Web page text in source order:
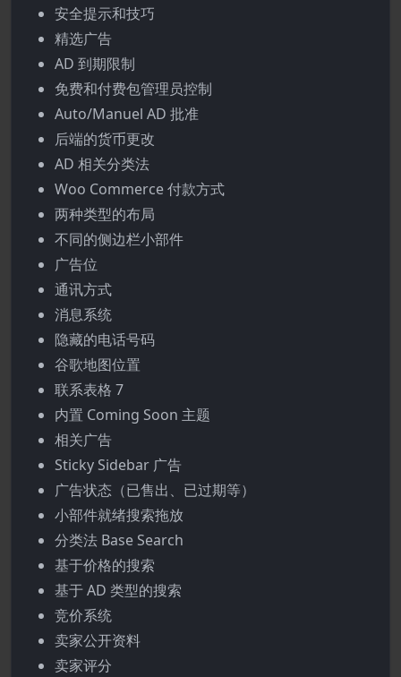
安全提示和技巧
精选广告
AD 到期限制
免费和付费包管理员控制
Auto/Manuel AD 批准
后端的货币更改
AD 相关分类法
Woo Commerce 付款方式
两种类型的布局
不同的侧边栏小部件
广告位
通讯方式
消息系统
隐藏的电话号码
谷歌地图位置
联系表格 7
内置 Coming Soon 主题
相关广告
Sticky Sidebar 广告
广告状态（已售出、已过期等）
小部件就绪搜索拖放
分类法 Base Search
基于价格的搜索
基于 AD 类型的搜索
竞价系统
卖家公开资料
卖家评分